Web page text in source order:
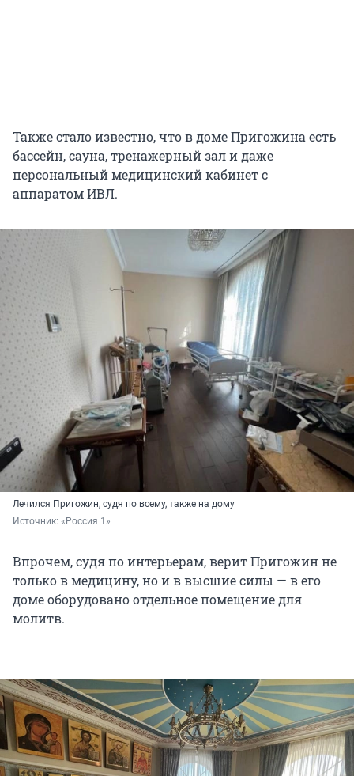
Также стало известно, что в доме Пригожина есть
бассейн, сауна, тренажерный зал и даже
персональный медицинский кабинет с
аппаратом ИВЛ.
Лечился Пригожин, судя по всему, также на дому
Источник: «Россия 1»
Впрочем, судя по интерьерам, верит Пригожин не
только в медицину, но и в высшие силы — в его
доме оборудовано отдельное помещение для
молитв.